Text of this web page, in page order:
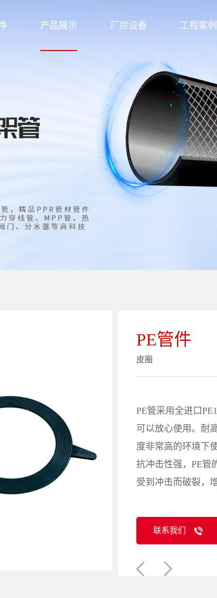
产品展示 厂房设备 工程案例
PE管件
皮圈
PE管采用全进口
可以放心使用。耐
度非常高的环境下
抗冲击性强，PE管
受到冲击而破裂，
联系我们